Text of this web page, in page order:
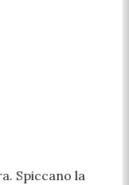
Spiccano la